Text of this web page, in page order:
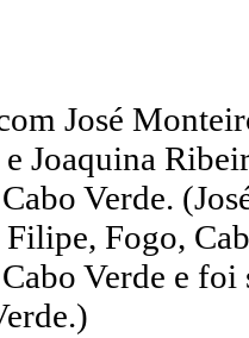
José
Joaquina
Verde.
Fogo,
Verde e